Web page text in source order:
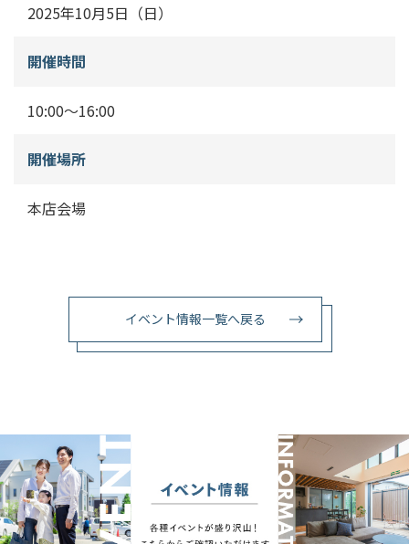
2025年10月5日（日）
開催時間
10:00〜16:00
開催場所
本店会場
イベント情報一覧へ戻る